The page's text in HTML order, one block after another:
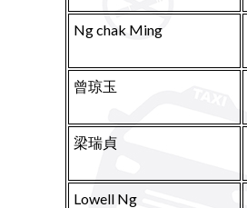
Ng chak Ming
曾琼玉
梁瑞貞
Lowell Ng